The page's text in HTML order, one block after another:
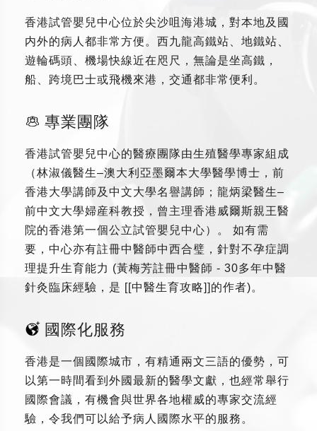
香港試管嬰兒中心位於尖沙咀海港城，對本地及國
内外的病人都非常方便。西九龍高鐵站、地鐵站、
遊輪碼頭、機場快線近在咫尺，無論是坐高鐵，
船、跨境巴士或飛機來港，交通都非常便利。
專業團隊
香港試管嬰兒中心的醫療團隊由生殖醫學專家組成
（林淑儀醫生–澳大利亞墨爾本大學醫學博士，前
香港大學講師及中文大學名譽講師；龍炳梁醫生–
前中文大學婦産科教授，曾主理香港威爾斯親王醫
院的香港第一個公立試管嬰兒中心）。 如有需
要，中心亦有註冊中醫師中西合璧，針對不孕症調
理提升生育能力 (黃梅芳註冊中醫師 - 30多年中醫
針灸臨床經驗，是 [[中醫生育攻略]]的作者)。
國際化服務
香港是一個國際城市，有精通兩文三語的優勢，可
以第一時間看到外國最新的醫學文獻，也經常舉行
國際會議，有機會與世界各地權威的專家交流經
驗，令我們可以給予病人國際水平的服務。